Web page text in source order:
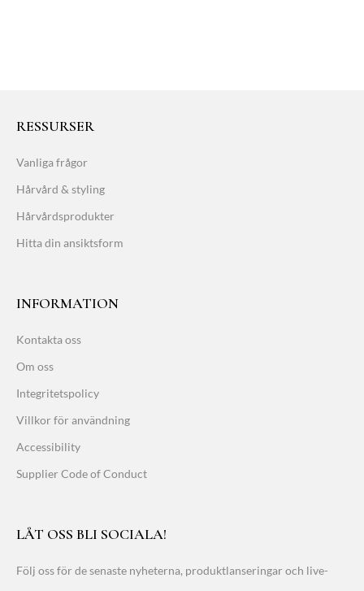
RESSURSER
Vanliga frågor
Hårvård & styling
Hårvårdsprodukter
Hitta din ansiktsform
INFORMATION
Kontakta oss
Om oss
Integritetspolicy
Villkor för användning
Accessibility
Supplier Code of Conduct
LÅT OSS BLI SOCIALA!
Följ oss för de senaste nyheterna, produktlanseringar och live-